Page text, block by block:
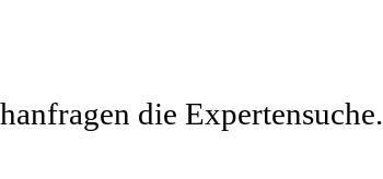
die Expertensuche.